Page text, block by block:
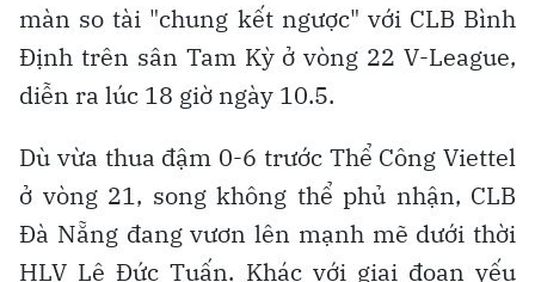
màn so tài "chung kết ngược" với CLB Bình
Định trên sân Tam Kỳ ở vòng 22 V-League,
diễn ra lúc 18 giờ ngày 10.5.
Dù vừa thua đậm 0-6 trước Thể Công Viettel
ở vòng 21, song không thể phủ nhận, CLB
Đà Nẵng đang vươn lên mạnh mẽ dưới thời
HLV Lê Đức Tuấn. Khác với giai đoạn yếu